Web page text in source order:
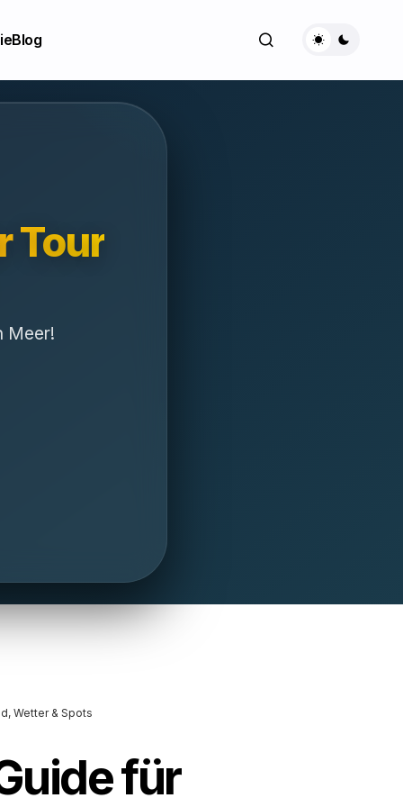
Blog
Tour
Meer!
Wetter & Spots
für